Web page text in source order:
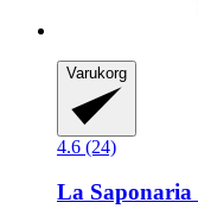
Varukorg
4.6 (24)
La Saponaria